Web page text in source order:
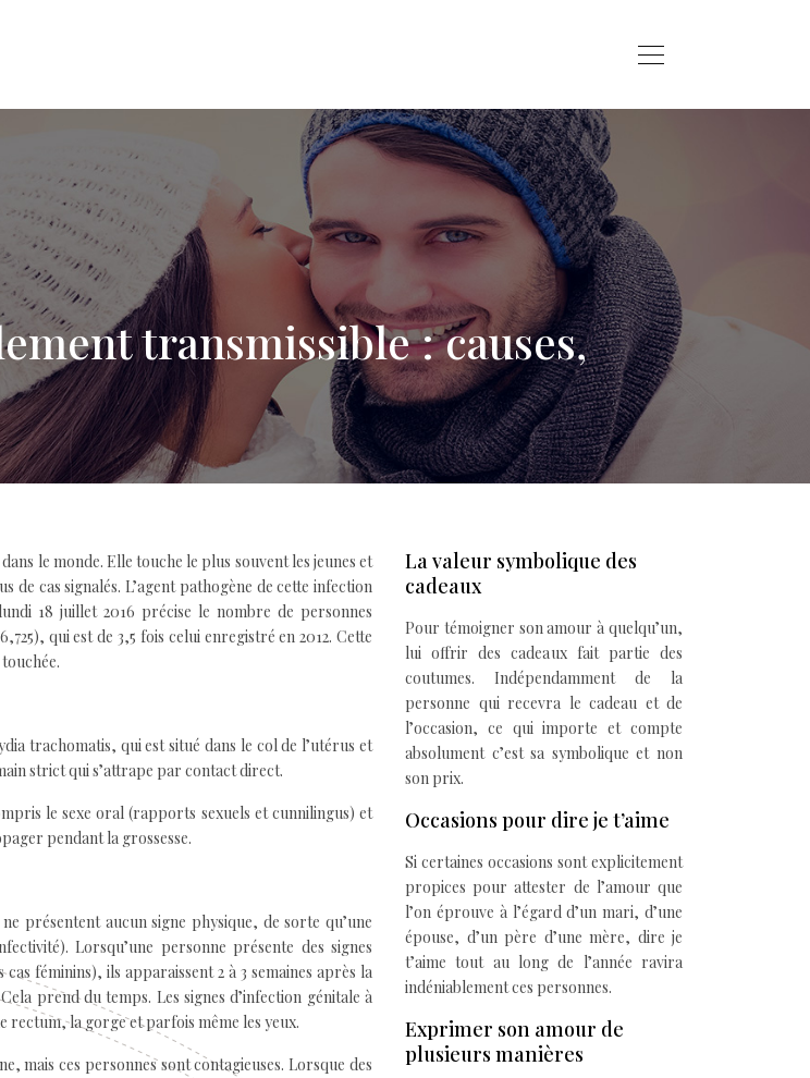
transmissible : causes,
le monde. Elle touche le plus souvent les jeunes et
de cas signalés. L’agent pathogène de cette infection
18 juillet 2016 précise le nombre de personnes
qui est de 3,5 fois celui enregistré en 2012. Cette
trachomatis, qui est situé dans le col de l’utérus et
strict qui s’attrape par contact direct.
le sexe oral (rapports sexuels et cunnilingus) et
pendant la grossesse.
présentent aucun signe physique, de sorte qu’une
Lorsqu’une personne présente des signes
féminins), ils apparaissent 2 à 3 semaines après la
prend du temps. Les signes d’infection génitale à
rectum, la gorge et parfois même les yeux.
mais ces personnes sont contagieuses. Lorsque des
La valeur symbolique des
cadeaux
Pour témoigner son amour à quelqu’un,
lui offrir des cadeaux fait partie des
coutumes. Indépendamment de la
personne qui recevra le cadeau et de
l’occasion, ce qui importe et compte
absolument c’est sa symbolique et non
son prix.
Occasions pour dire je t’aime
Si certaines occasions sont explicitement
propices pour attester de l’amour que
l’on éprouve à l’égard d’un mari, d’une
épouse, d’un père d’une mère, dire je
t’aime tout au long de l’année ravira
indéniablement ces personnes.
Exprimer son amour de
plusieurs manières